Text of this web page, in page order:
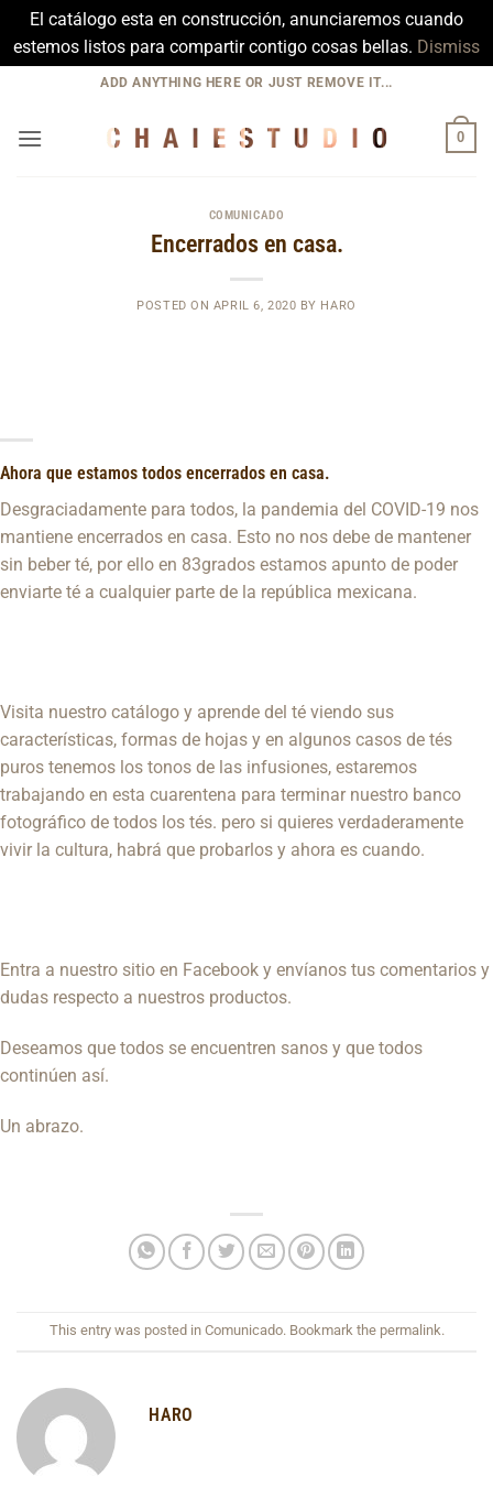
El catálogo esta en construcción, anunciaremos cuando
estemos listos para compartir contigo cosas bellas. Dismiss
content
ADD ANYTHING HERE OR JUST REMOVE IT...
0
COMUNICADO
Encerrados en casa.
POSTED ON APRIL 6, 2020 BY HARO
Ahora que estamos todos encerrados en casa.
Desgraciadamente para todos, la pandemia del COVID-19 nos
mantiene encerrados en casa. Esto no nos debe de mantener
sin beber té, por ello en 83grados estamos apunto de poder
enviarte té a cualquier parte de la república mexicana.
Visita nuestro catálogo y aprende del té viendo sus
características, formas de hojas y en algunos casos de tés
puros tenemos los tonos de las infusiones, estaremos
trabajando en esta cuarentena para terminar nuestro banco
fotográfico de todos los tés. pero si quieres verdaderamente
vivir la cultura, habrá que probarlos y ahora es cuando.
Entra a nuestro sitio en Facebook y envíanos tus comentarios y
dudas respecto a nuestros productos.
Deseamos que todos se encuentren sanos y que todos
continúen así.
Un abrazo.
This entry was posted in Comunicado. Bookmark the permalink.
HARO